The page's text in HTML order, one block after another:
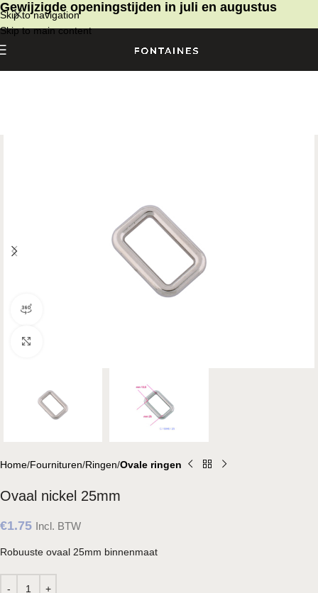
Skip to navigation
Skip to main content
Gewijzigde openingstijden in juli en augustus
Home Fournituren Ringen Ovale ringen
Ovaal nickel 25mm
€1.75 Incl. BTW
Robuuste ovaal 25mm binnenmaat